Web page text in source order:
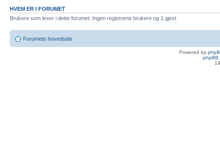
HVEM ER I FORUMET
Brukere som leser i dette forumet: Ingen registrerte brukere og 1 gjest
Forumets hovedside
Powered by